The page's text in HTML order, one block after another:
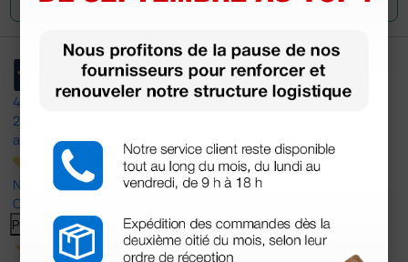
4,5
23
avis
Nos avis 4 et 5 étoiles.
Cliquez ici pour tous les lire >
Previous Suivant